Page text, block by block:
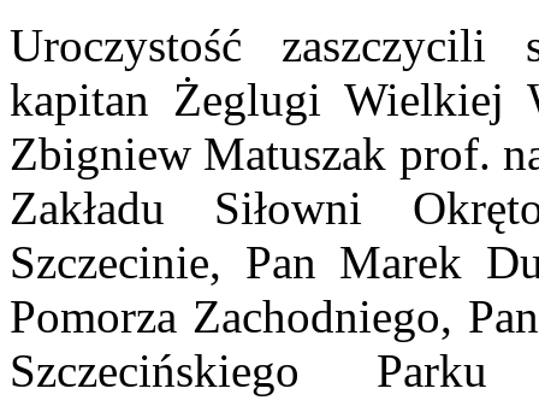
Uroczystość zaszczycili
kapitan Żeglugi Wielkiej
Zbigniew Matuszak prof.
Zakładu Siłowni
Szczecinie, Pan Marek
Pomorza Zachodniego,
Szczecińskiego Parku